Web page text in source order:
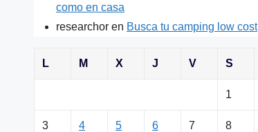
como en casa
researchor en Busca tu camping low cost
L M X J V S
1
3 4 5 6 7 8